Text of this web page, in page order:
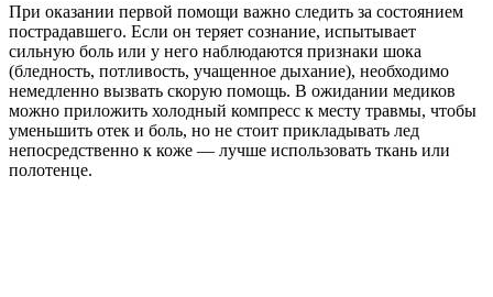
При оказании первой помощи важно следить за состоянием
пострадавшего. Если он теряет сознание, испытывает
сильную боль или у него наблюдаются признаки шока
(бледность, потливость, учащенное дыхание), необходимо
немедленно вызвать скорую помощь. В ожидании медиков
можно приложить холодный компресс к месту травмы, чтобы
уменьшить отек и боль, но не стоит прикладывать лед
непосредственно к коже — лучше использовать ткань или
полотенце.